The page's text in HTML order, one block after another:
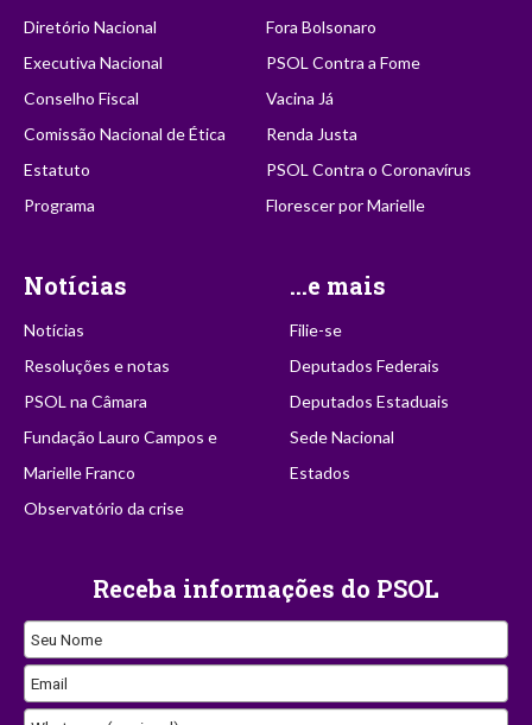
Diretório Nacional
Executiva Nacional
Conselho Fiscal
Comissão Nacional de Ética
Estatuto
Programa
Fora Bolsonaro
PSOL Contra a Fome
Vacina Já
Renda Justa
PSOL Contra o Coronavírus
Florescer por Marielle
Notícias
Notícias
Resoluções e notas
PSOL na Câmara
Fundação Lauro Campos e
Marielle Franco
Observatório da crise
...e mais
Filie-se
Deputados Federais
Deputados Estaduais
Sede Nacional
Estados
Receba informações do PSOL
Seu Nome
Email